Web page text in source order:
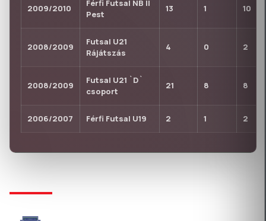
2009/2010
Férfi Futsal NB II
Pest
13 1 10
2008/2009
Futsal U21
Rájátszás
4 0 2
2008/2009
Futsal U21 `D`
csoport
21 8 8
2006/2007 Férfi Futsal U19 2 1 2